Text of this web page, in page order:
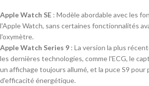
Apple Watch SE : Modèle abordable avec les
l'Apple Watch, sans certaines fonctionnalités
l'oxymètre.
Apple Watch Series 9 : La version la plus
les dernières technologies, comme l'ECG, le
un affichage toujours allumé, et la puce S9 pour
d'efficacité énergétique.